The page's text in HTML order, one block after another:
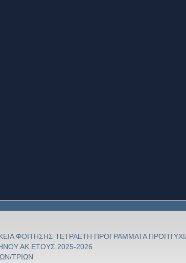
ΦΟΙΤΗΣΗΣ ΤΕΤΡΑΕΤΗ ΠΡΟΓΡΑΜΜΑΤΑ
ΑΚ.ΕΤΟΥΣ 2025-2026
ΤΡΙΩΝ